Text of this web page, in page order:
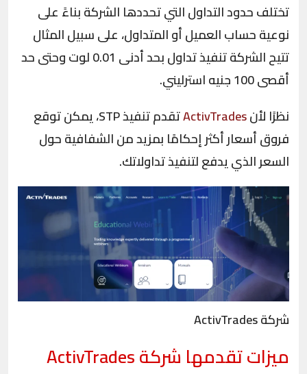
تختلف حدود التداول التي تحددها الشركة بناءً على
نوعية حساب العميل أو المتداول، على سبيل المثال
تتيح الشركة تنفيذ تداول بحد أدنى 0.01 لوت وحتى حد
أقصى 100 جنيه استرليني.
نظرًا لأنActivTrades
تقدم تنفيذ STP، يمكن توقع
فروق أسعار أكثر إحكامًا بمزيد من الشفافية حول
السعر الذي يدفع لتنفيذ تداولاتك.
شركة ActivTrades
ميزات تقدمها شركة ActivTrades